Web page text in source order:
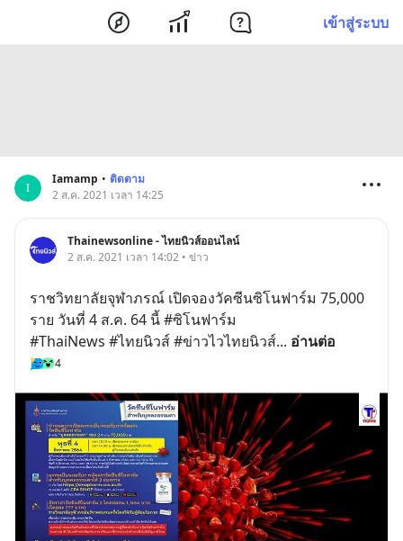
เข้าสู่ระบบ
I
Iamamp • ติดตาม
2 ส.ค. 2021 เวลา 14:25
Thainewsonline - ไทยนิวส์ออนไลน์
2 ส.ค. 2021 เวลา 14:02 • ข่าว
ราชวิทยาลัยจุฬาภรณ์ เปิดจองวัคซีนซิโนฟาร์ม 75,000
ราย วันที่ 4 ส.ค. 64 นี้ #ซิโนฟาร์ม
#ThaiNews #ไทยนิวส์ #ข่าวไวไทยนิวส์... อ่านต่อ
4